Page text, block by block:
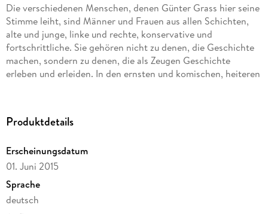
Die verschiedenen Menschen, denen Günter Grass hier seine
Stimme leiht, sind Männer und Frauen aus allen Schichten,
alte und junge, linke und rechte, konservative und
fortschrittliche. Sie gehören nicht zu denen, die Geschichte
machen, sondern zu denen, die als Zeugen Geschichte
erleben und erleiden. In den ernsten und komischen, heiteren
Entdeckungen, sportliche und kulturelle Leistungen,
Katastrophen, Fanatismus und hoffnungsvolle neue
Aufbrüche.
»Ein in seinem Facettenreichtum einzigartiger Versuch, dem
zerrissenen Jahrhundert gerecht zu werden. « Volker Isfort,
Produktdetails
Erscheinungsdatum
01. Juni 2015
Sprache
deutsch